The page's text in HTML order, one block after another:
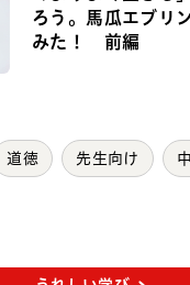
ろう。馬瓜エブリ
みた！ 前編
道徳 先生向け